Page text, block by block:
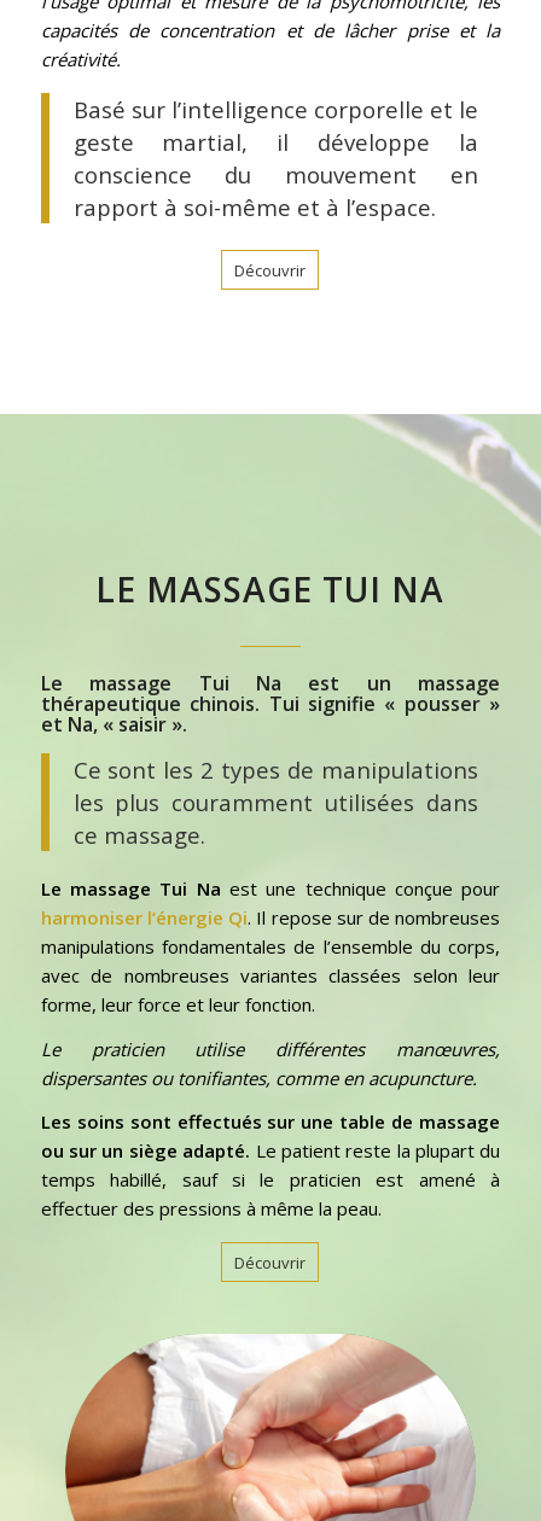
capacités de concentration et de lâcher prise et la
créativité.
Basé sur l’intelligence corporelle et le
geste martial, il développe la
conscience du mouvement en
rapport à soi-même et à l’espace.
Découvrir
LE MASSAGE TUI NA
Le massage Tui Na est un massage
thérapeutique chinois. Tui signifie « pousser »
et Na, « saisir ».
Ce sont les 2 types de manipulations
les plus couramment utilisées dans
ce massage.
Le massage Tui Na est une technique conçue pour
harmoniser l’énergie Qi. Il repose sur de nombreuses
manipulations fondamentales de l’ensemble du corps,
avec de nombreuses variantes classées selon leur
forme, leur force et leur fonction.
Le praticien utilise différentes manœuvres,
dispersantes ou tonifiantes, comme en acupuncture.
Les soins sont effectués sur une table de massage
ou sur un siège adapté. Le patient reste la plupart du
temps habillé, sauf si le praticien est amené à
effectuer des pressions à même la peau.
Découvrir